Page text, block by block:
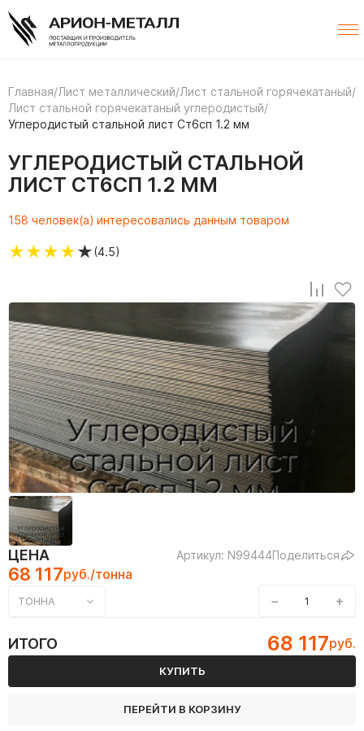
Главная/Лист металлический/Лист стальной горячекатаный/
Лист стальной горячекатаный углеродистый/
Углеродистый стальной лист Ст6сп 1.2 мм
УГЛЕРОДИСТЫЙ СТАЛЬНОЙ
ЛИСТ СТ6СП 1.2 ММ
158 человек(а) интересовались данным товаром
★★★★★(4.5)
ЦЕНА Артикул: N99444Поделиться
68 117руб./тонна
ТОННА − +
ИТОГО 68 117руб.
КУПИТЬ
ПЕРЕЙТИ В КОРЗИНУ